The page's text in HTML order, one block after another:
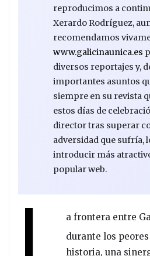
reproducimos a
Xerardo Rodríguez,
recomendamos
www.galicinaunica.es
diversos reportajes y,
importantes asuntos
siempre en su revista
estos días de
director tras superar
adversidad que sufría,
introducir más
popular web.
a frontera entre
durante los
historia, una